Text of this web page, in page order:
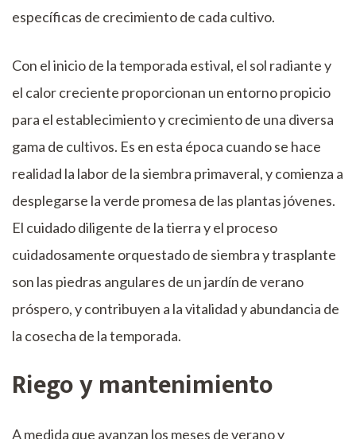
específicas de crecimiento de cada cultivo.
Con el inicio de la temporada estival, el sol radiante y
el calor creciente proporcionan un entorno propicio
para el establecimiento y crecimiento de una diversa
gama de cultivos. Es en esta época cuando se hace
realidad la labor de la siembra primaveral, y comienza a
desplegarse la verde promesa de las plantas jóvenes.
El cuidado diligente de la tierra y el proceso
cuidadosamente orquestado de siembra y trasplante
son las piedras angulares de un jardín de verano
próspero, y contribuyen a la vitalidad y abundancia de
la cosecha de la temporada.
Riego y mantenimiento
A medida que avanzan los meses de verano y